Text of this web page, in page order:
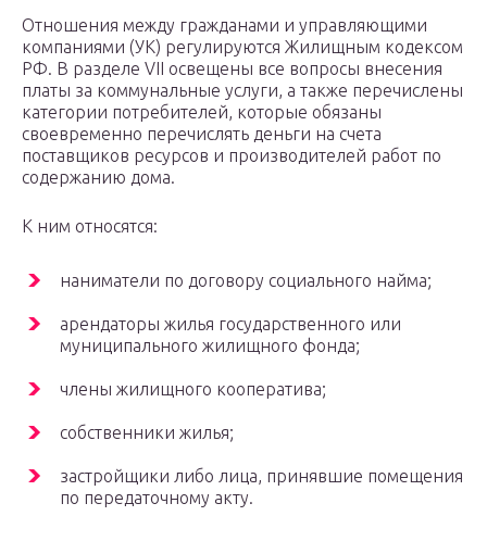
Отношения между гражданами и управляющими
компаниями (УК) регулируются Жилищным кодексом
РФ. В разделе VII освещены все вопросы внесения
платы за коммунальные услуги, а также перечислены
категории потребителей, которые обязаны
своевременно перечислять деньги на счета
поставщиков ресурсов и производителей работ по
содержанию дома.
К ним относятся:
наниматели по договору социального найма;
арендаторы жилья государственного или
муниципального жилищного фонда;
члены жилищного кооператива;
собственники жилья;
застройщики либо лица, принявшие помещения
по передаточному акту.